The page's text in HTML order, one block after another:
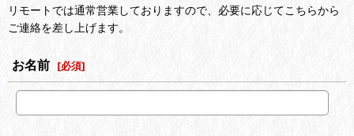
リモートでは通常営業しておりますので、必要に応じてこちらから
ご連絡を差し上げます。
お名前 [必須]